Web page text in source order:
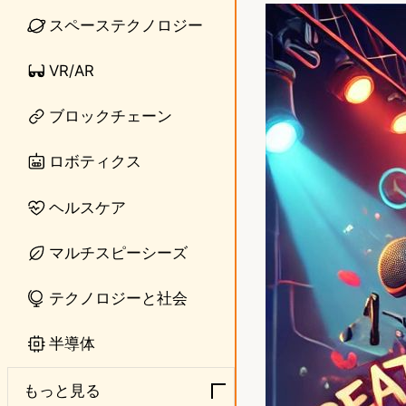
スペーステクノロジー
VR/AR
ブロックチェーン
ロボティクス
ヘルスケア
マルチスピーシーズ
テクノロジーと社会
半導体
もっと見る
n
e
t
o
d
o
n